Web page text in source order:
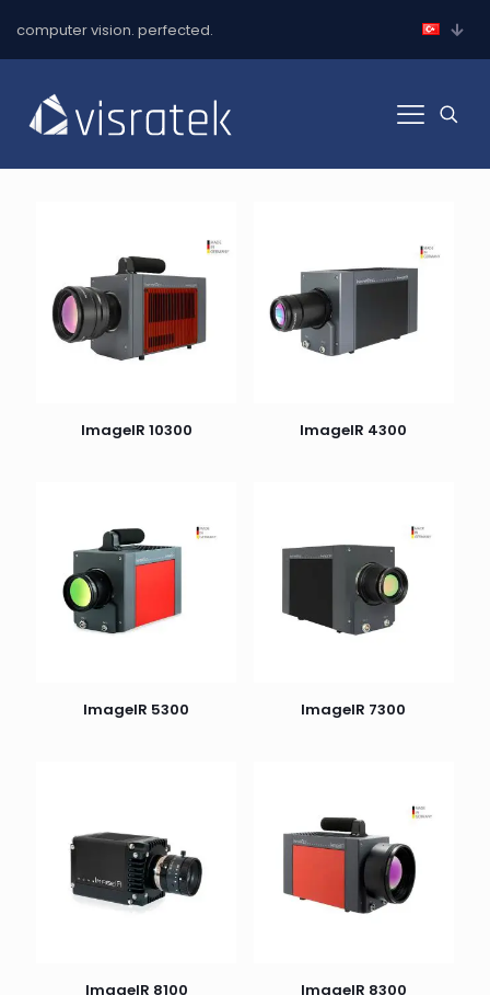
computer vision. perfected.
ImageIR 10300 ImageIR 4300
ImageIR 5300 ImageIR 7300
ImageIR 8100 ImageIR 8300